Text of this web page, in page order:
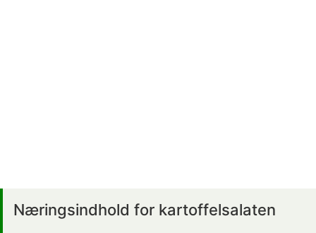
Næringsindhold for kartoffelsalaten